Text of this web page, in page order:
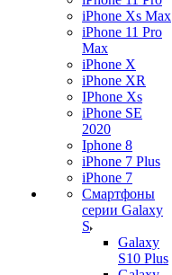
iPhone Xs Max
iPhone 11 Pro
Max
iPhone X
iPhone XR
IPhone Xs
iPhone SE
2020
Iphone 8
iPhone 7 Plus
iPhone 7
Смартфоны
серии Galaxy
S
Galaxy
S10 Plus